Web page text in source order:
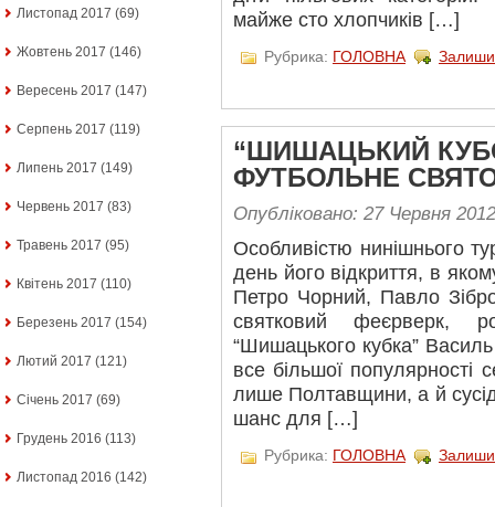
Листопад 2017 (69)
Жовтень 2017 (146)
Вересень 2017 (147)
Серпень 2017 (119)
Липень 2017 (149)
Червень 2017 (83)
Травень 2017 (95)
Квітень 2017 (110)
Березень 2017 (154)
Лютий 2017 (121)
Січень 2017 (69)
Грудень 2016 (113)
Листопад 2016 (142)
майже сто хлопчиків […]
Рубрика: ГОЛОВНА
“ШИШАЦЬКИЙ
ФУТБОЛЬНЕ
Опубліковано: 27 Червня 2012
Особливістю нинішнього
день його відкриття, в
Петро Чорний, Павло
святковий феєрверк,
“Шишацького кубка”
все більшої популярності
лише Полтавщини, а й
шанс для […]
Рубрика: ГОЛОВНА